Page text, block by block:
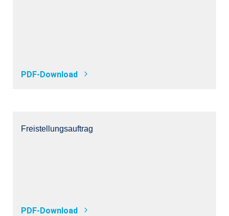
PDF-Download
Freistellungsauftrag
PDF-Download